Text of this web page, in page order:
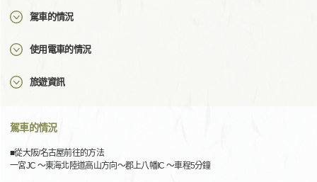
駕車的情況
使用電車的情況
旅遊資訊
駕車的情況
■從大阪/名古屋前往的方法
一宮JC ～東海北陸道高山方向～郡上八幡IC ～車程5分鐘